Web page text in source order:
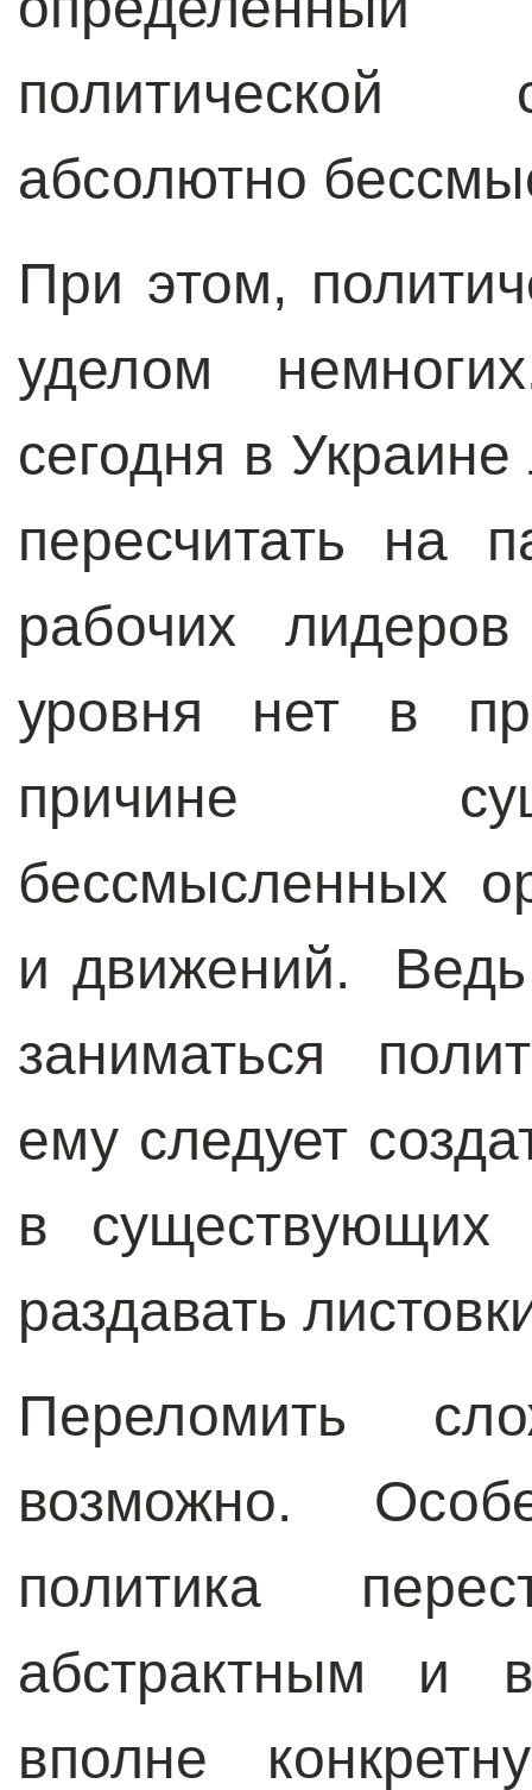
политической
абсолютно
При этом,
уделом
сегодня в
пересчитать на
рабочих
уровня нет в
причине
бессмысленных
и движений. Ведь
заниматься
ему следует
в
раздавать
Переломить
возможно.
политика
абстрактным и
вполне